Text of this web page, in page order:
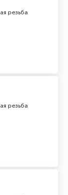
резьба
резьба